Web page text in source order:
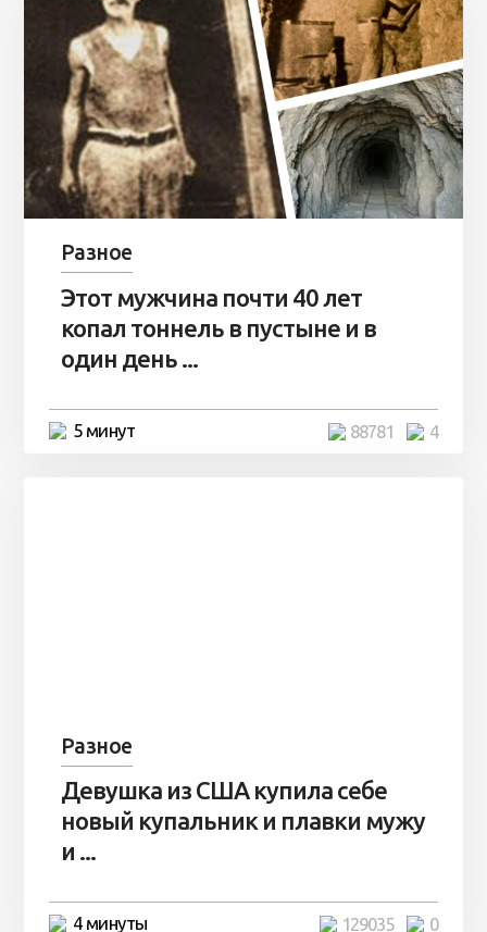
Разное
Этот мужчина почти 40 лет
копал тоннель в пустыне и в
один день ...
5 минут 4
88781
Разное
Девушка из США купила себе
новый купальник и плавки мужу
и ...
4 минуты 0
129035